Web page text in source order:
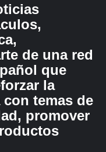
de una red
que
la
temas de
promover